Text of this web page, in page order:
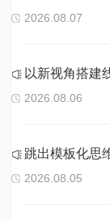
2026.08.07
以新视角搭建
2026.08.06
跳出模板化思
2026.08.05